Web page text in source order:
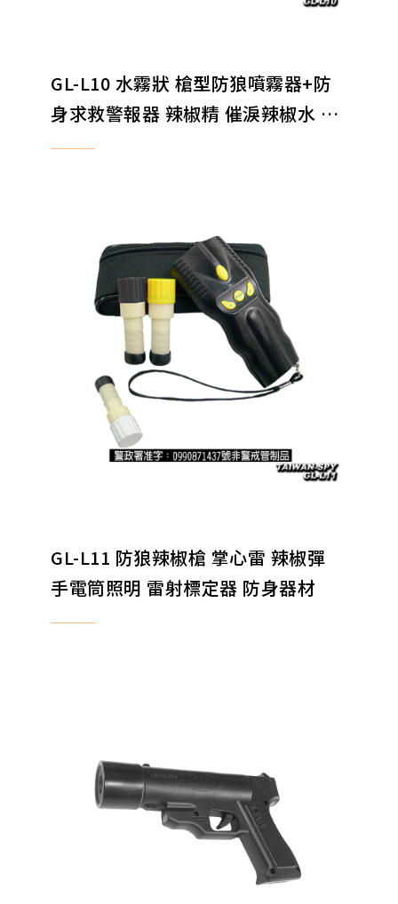
GL-L10 水霧狀 槍型防狼噴霧器+防
身求救警報器 辣椒精 催淚辣椒水 辣
椒噴霧器 25ml 防狼警報器 防身器材
GL-L11 防狼辣椒槍 掌心雷 辣椒彈
手電筒照明 雷射標定器 防身器材